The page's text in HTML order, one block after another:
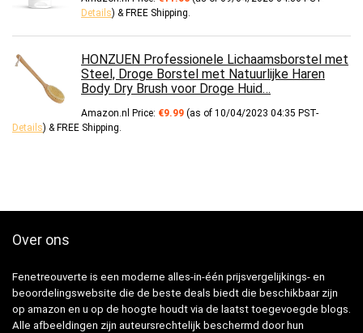
Details) & FREE Shipping
HONZUEN Professionele Lichaamsborstel met
Steel, Droge Borstel met Natuurlijke Haren
Body Dry Brush voor Droge Huid…
Amazon.nl Price: €9.99 (as of 10/04/2023 04:35 PST-
Details) & FREE Shipping
Over ons
Fenetreouverte is een moderne alles-in-één prijsvergelijkings- en
beoordelingswebsite die de beste deals biedt die beschikbaar zijn
op amazon en u op de hoogte houdt via de laatst toegevoegde blogs.
Alle afbeeldingen zijn auteursrechtelijk beschermd door hun